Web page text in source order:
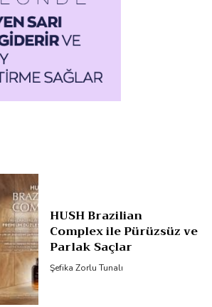
HUSH Brazilian
Complex ile Pürüzsüz ve
Parlak Saçlar
Şefika Zorlu Tunalı